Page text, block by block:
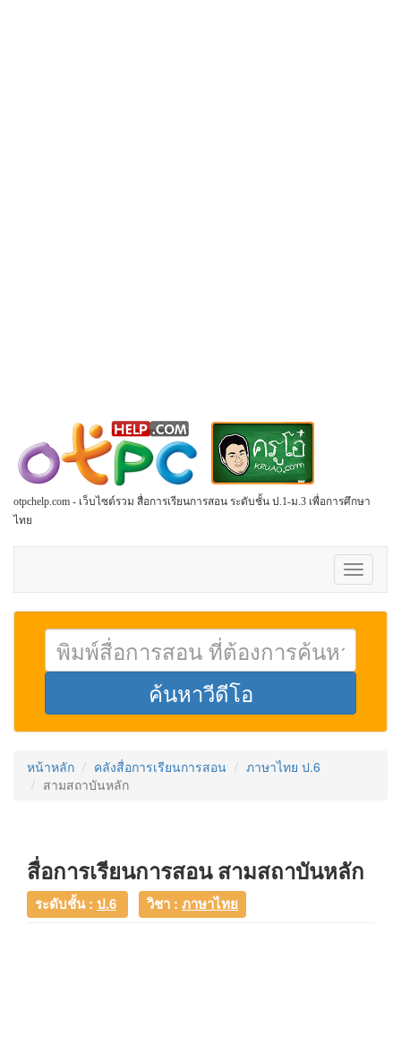
otpchelp.com - เว็บไซต์รวม สื่อการเรียนการสอน ระดับชั้น ป.1-ม.3 เพื่อการศึกษา
ไทย
Toggle
หน้าหลัก คลังสื่อการเรียนการสอน
ภาษาไทย ป.6
สามสถาบันหลัก
สื่อการเรียนการสอน สามสถาบันหลัก
ระดับชั้น : ป.6 วิชา : ภาษาไทย